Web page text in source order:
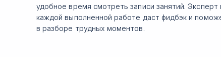
удобное время смотреть записи занятий. Эксперт
каждой выполненной работе даст фидбэк и
в разборе трудных моментов.